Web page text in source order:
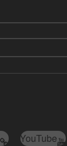
YouTube